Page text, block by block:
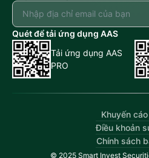
Quét để tải ứng dụng AAS
Tải ứng dụng AAS
PRO
Khuyến
Điều khoản
Chính sách
© 2025 Smart Invest